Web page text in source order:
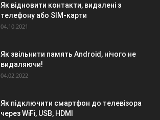
Як відновити контакти, видалені з
телефону або SIM-карти
04.10.2021
Як звільнити память Android, нічого не
видаляючи!
04.02.2022
Як підключити смартфон до телевізора
через WiFi, USB, HDMI